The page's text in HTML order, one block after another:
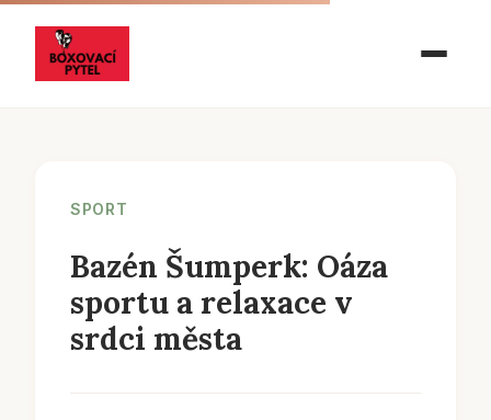
SPORT
Bazén Šumperk: Oáza
sportu a relaxace v
srdci města